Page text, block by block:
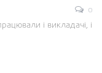
0
і викладачі, і